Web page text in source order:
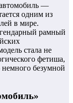
—
одним из
в мире.
рамный
стала не
фетиша,
безумной